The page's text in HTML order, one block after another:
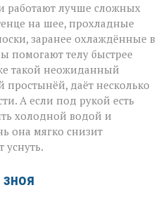
работают лучше сложных
на шее, прохладные
заранее охлаждённые в
помогают телу быстрее
такой неожиданный
простынёй, даёт несколько
А если под рукой есть
холодной водой и
она мягко снизит
уснуть.